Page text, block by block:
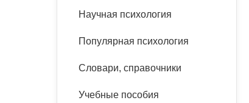
психотерапии
Классический, эриксоновский
психоанализ
Научная психология
Популярная психология
Словари, справочники
Учебные пособия